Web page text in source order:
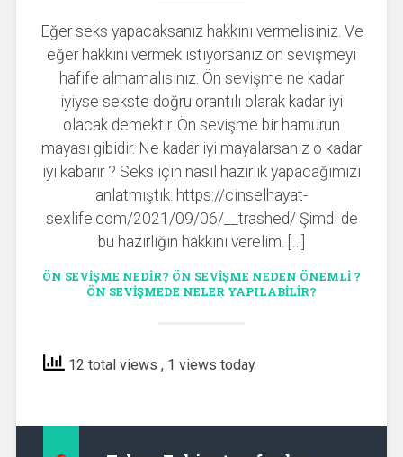
Eğer seks yapacaksanız hakkını vermelisiniz. Ve
eğer hakkını vermek istiyorsanız ön sevişmeyi
hafife almamalısınız. Ön sevişme ne kadar
iyiyse sekste doğru orantılı olarak kadar iyi
olacak demektir. Ön sevişme bir hamurun
mayası gibidir. Ne kadar iyi mayalarsanız o kadar
iyi kabarır ? Seks için nasıl hazırlık yapacağımızı
anlatmıştık. https://cinselhayat-
sexlife.com/2021/09/06/__trashed/ Şimdi de
bu hazırlığın hakkını verelim. […]
ÖN SEVİŞME NEDİR? ÖN SEVİŞME NEDEN ÖNEMLİ ?
ÖN SEVİŞMEDE NELER YAPILABİLİR?
12 total views , 1 views today